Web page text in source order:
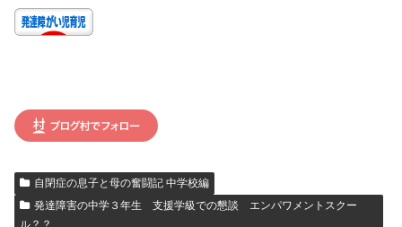
自閉症の息子と母の奮闘記 中学校編
発達障害の中学３年生 支援学級での懇談 エンパワメントスクー
ル？？